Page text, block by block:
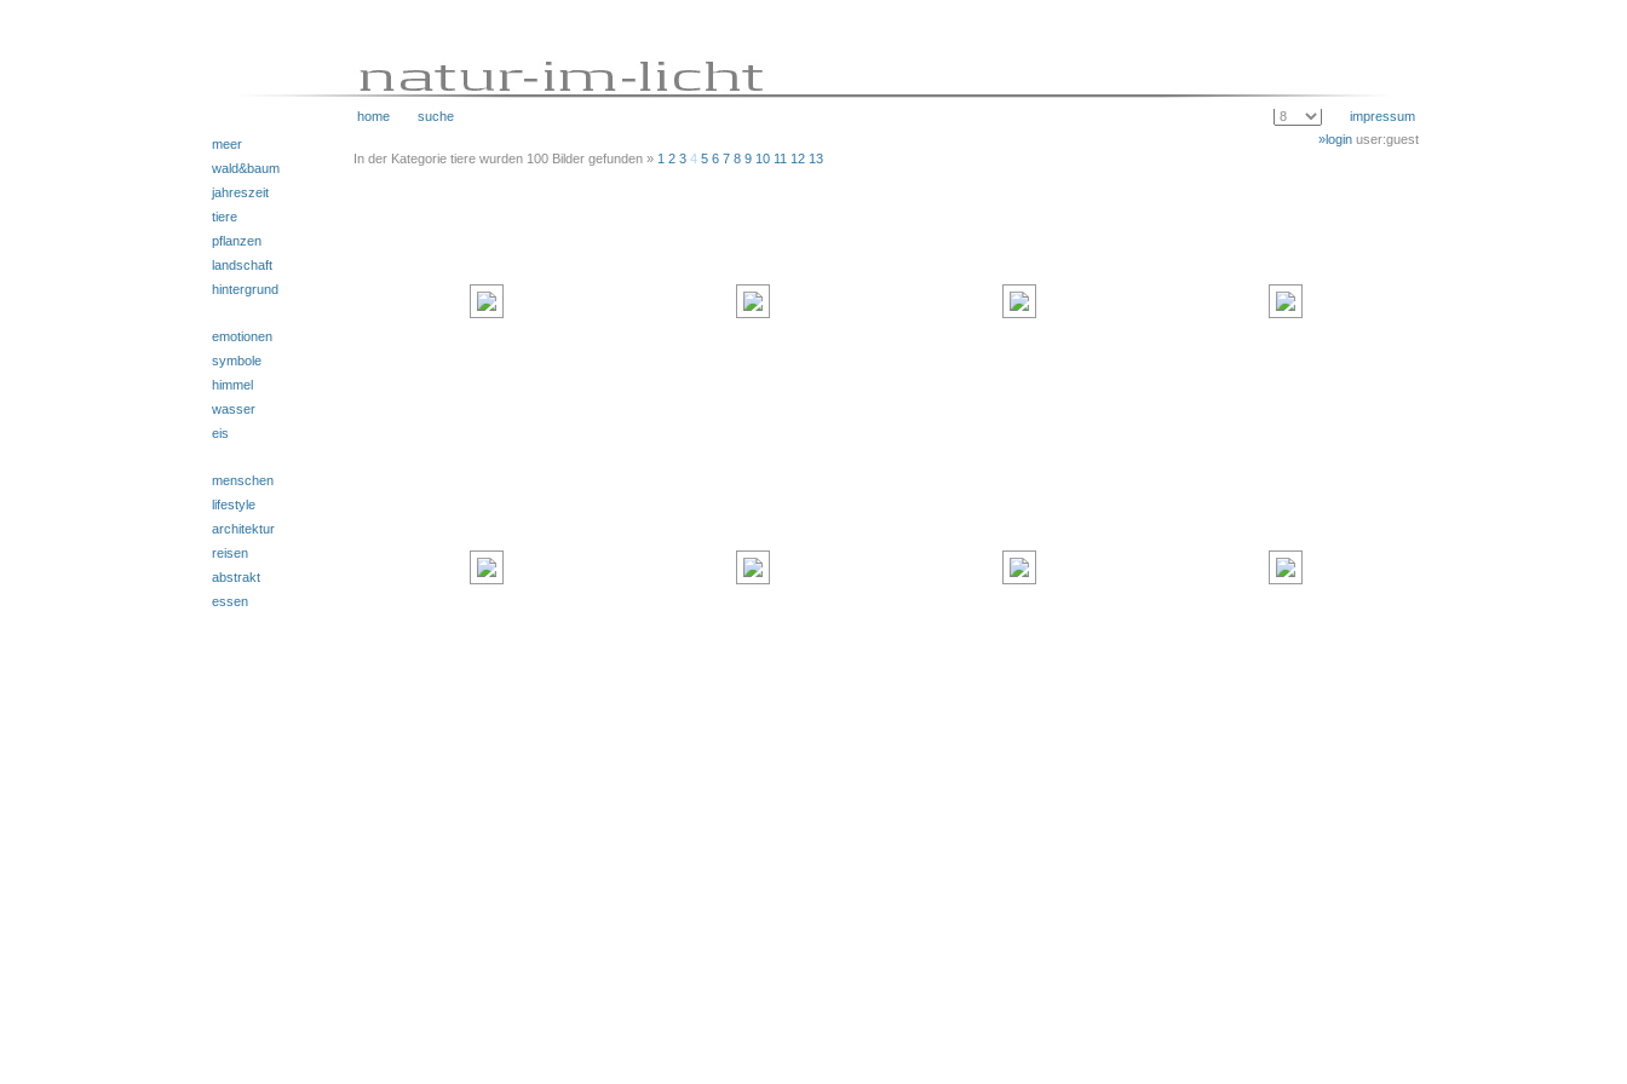
home suche
impressum
»login user:guest
In der Kategorie tiere wurden 100 Bilder gefunden » 1 2 3 4 5 6 7 8 9 10 11 12 13
meer
wald&baum
jahreszeit
tiere
pflanzen
landschaft
hintergrund
emotionen
symbole
himmel
wasser
eis
menschen
lifestyle
architektur
reisen
abstrakt
essen